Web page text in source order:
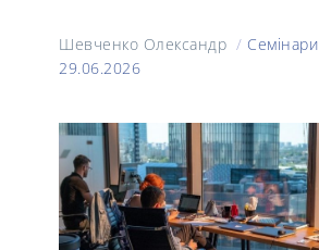
Шевченко Олександр / Семінари
29.06.2026